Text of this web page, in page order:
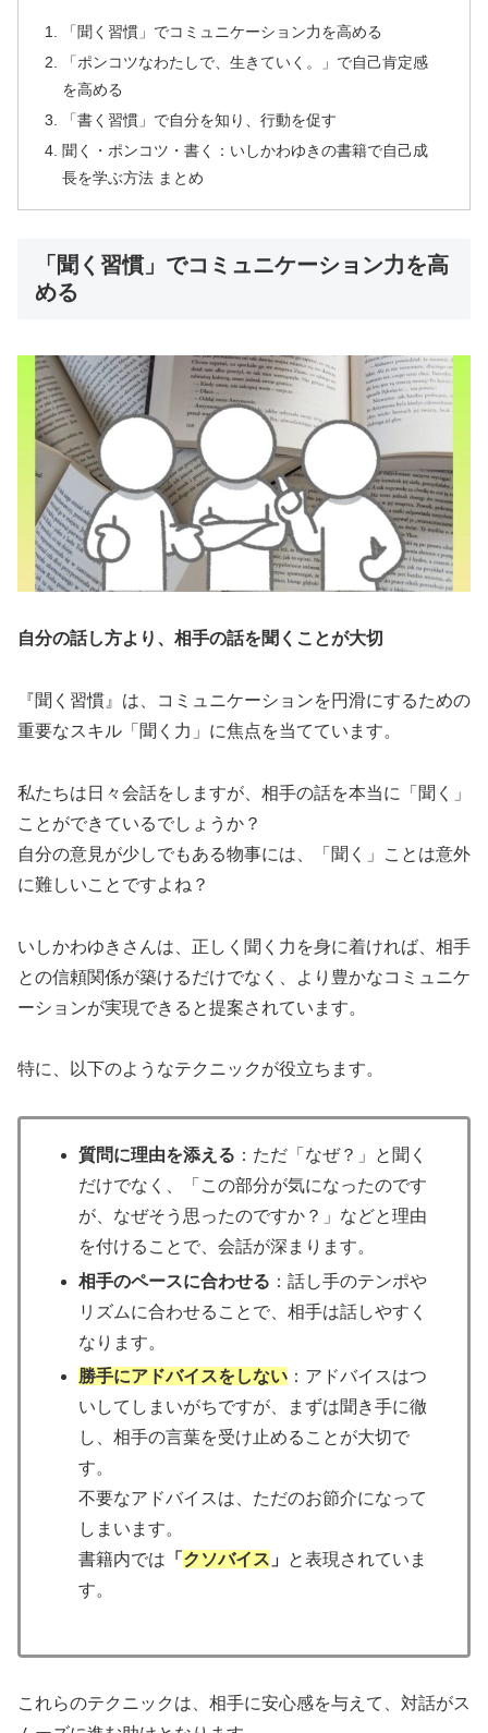
「聞く習慣」でコミュニケーション力を高める
「ポンコツなわたしで、生きていく。」で自己肯定感
を高める
「書く習慣」で自分を知り、行動を促す
聞く・ポンコツ・書く：いしかわゆきの書籍で自己成
長を学ぶ方法 まとめ
「聞く習慣」でコミュニケーション力を高
める
自分の話し方より、相手の話を聞くことが大切
『聞く習慣』は、コミュニケーションを円滑にするための
重要なスキル「聞く力」に焦点を当てています。
私たちは日々会話をしますが、相手の話を本当に「聞く」
ことができているでしょうか？
自分の意見が少しでもある物事には、「聞く」ことは意外
に難しいことですよね？
いしかわゆきさんは、正しく聞く力を身に着ければ、相手
との信頼関係が築けるだけでなく、より豊かなコミュニケ
ーションが実現できると提案されています。
特に、以下のようなテクニックが役立ちます。
質問に理由を添える ：ただ「なぜ？」と聞く
だけでなく、「この部分が気になったのです
が、なぜそう思ったのですか？」などと理由
を付けることで、会話が深まります。
相手のペースに合わせる ：話し手のテンポや
リズムに合わせることで、相手は話しやすく
なります。
勝手にアドバイスをしない ：アドバイスはつ
いしてしまいがちですが、まずは聞き手に徹
し、相手の言葉を受け止めることが大切で
す。
不要なアドバイスは、ただのお節介になって
しまいます。
書籍内では 「 クソバイス 」
と表現されていま
す。
これらのテクニックは、相手に安心感を与えて、対話がス